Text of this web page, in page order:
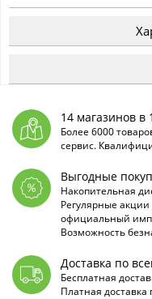
14 магазинов в
Более 6000
сервис.
Выгодные
Накопительная
Регулярные
официальный
Возможность
Доставка по
Бесплатная
Платная